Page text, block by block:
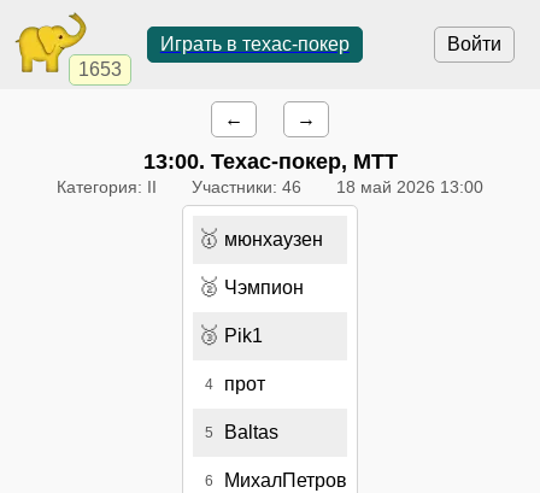
1653
Войти
Играть в техас-покер
← →
13:00. Техас-покер, МТТ
Категория: II Участники: 46 18 май 2026 13:00
🥇 мюнхаузен
🥈 Чэмпион
🥉 Pik1
4 прот
5 Baltas
6 МихалПетров